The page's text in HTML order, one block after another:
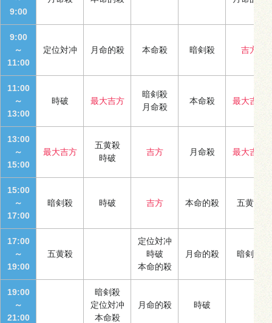
9:00
9:00
～
11:00
定位対冲 月命的殺 本命殺 暗剣殺 吉方
11:00
～
13:00
時破 最大吉方
暗剣殺
月命殺
本命殺 最大吉方
13:00
～
15:00
最大吉方
五黄殺
時破
吉方 月命殺 最大吉方
15:00
～
17:00
暗剣殺 時破 吉方 本命的殺 五黄殺
17:00
～
19:00
五黄殺
定位対冲
時破
本命的殺
月命的殺 暗剣殺
19:00
～
21:00
暗剣殺
定位対冲
本命殺
月命的殺 時破